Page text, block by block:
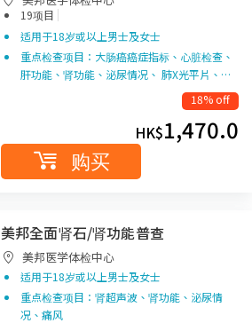
19项目 |
适用于18岁或以上男士及女士
重点检查项目：大肠癌癌症指标、心脏检查、
肝功能、肾功能、泌尿情况、 肺X光平片、…
18% off
HK$1,470.0
购买
美邦全面肾石/肾功能普查
美邦医学体检中心
适用于18岁或以上男士及女士
重点检查项目：肾超声波、肾功能、泌尿情
况、痛风